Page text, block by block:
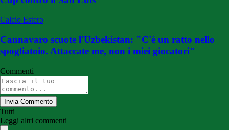
Calcio Estero
Cannavaro scuote l'Uzbekistan: "C'è un ratto nello
spogliatoio. Attaccate me, non i miei giocatori"
Commenti
Invia Commento
Tutti
Leggi altri commenti